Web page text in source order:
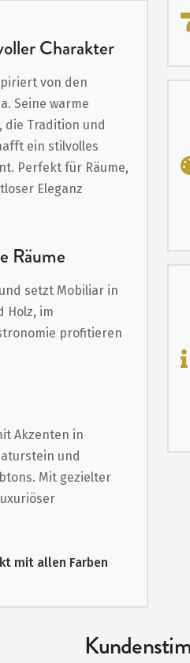
Charakter
von den
Seine warme
die Tradition und
ein stilvolles
Perfekt für Räume,
Eleganz
Räume
setzt Mobiliar in
Holz, im
profitieren
Akzenten in
und
Mit gezielter
mit allen Farben